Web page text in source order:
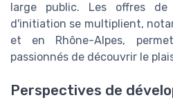
large public. Les offres
d'initiation se multiplient,
et en Rhône-Alpes,
passionnés de découvrir le
Perspectives de